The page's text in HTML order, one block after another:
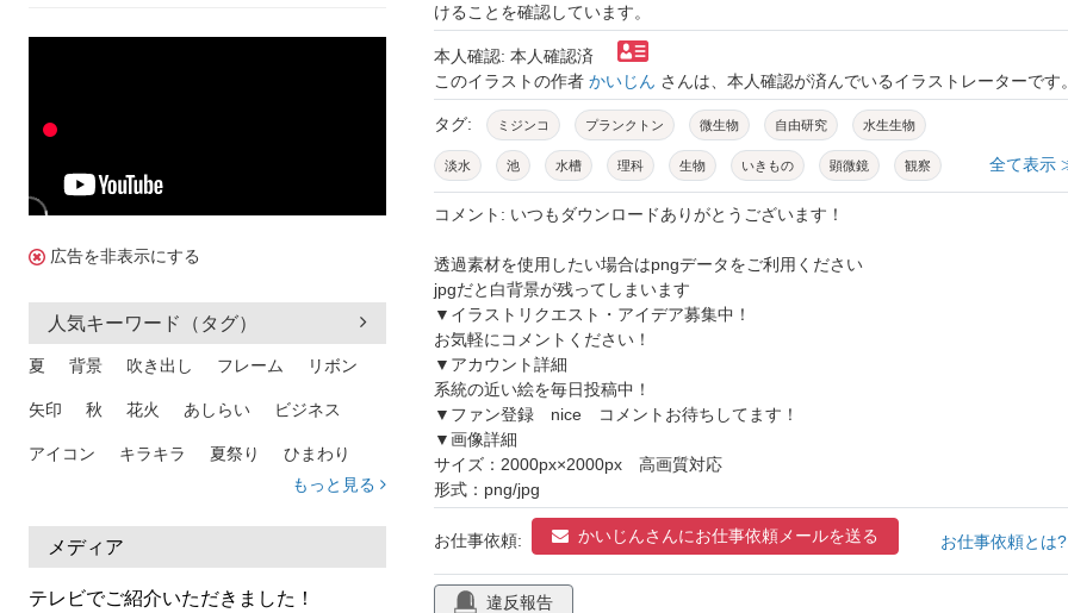
広告を非表示にする
人気キーワード（タグ）
夏 背景 吹き出し フレーム リボン
矢印 秋 花火 あしらい ビジネス
アイコン キラキラ 夏祭り ひまわり
熱中症
人物 暑中見舞い
日本地図 海
もっと見る
メディア
テレビでご紹介いただきました！
けることを確認しています。
本人確認: 本人確認済
このイラストの作者 かいじん さんは、本人確認が済んでいるイラストレーターです
タグ: ミジンコ プランクトン 微生物 自由研究 水生生物
淡水 池 水槽 理科 生物 いきもの 顕微鏡 観察
学習 自然 生態系 水中 透過素材
単体 単品 切り抜き イラスト
アイコン 背景なし 白背景
全て表示
コメント: いつもダウンロードありがとうございます！
透過素材を使用したい場合はpngデータをご利用ください
jpgだと白背景が残ってしまいます
▼イラストリクエスト・アイデア募集中！
お気軽にコメントください！
▼アカウント詳細
系統の近い絵を毎日投稿中！
▼ファン登録 nice コメントお待ちしてます！
▼画像詳細
サイズ：2000px×2000px 高画質対応
形式：png/jpg
お仕事依頼: かいじんさんにお仕事依頼メールを送る お仕事依頼とは
違反報告